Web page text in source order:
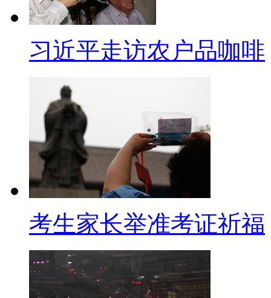
记者，随着儿童身体的发育和体
治愈的可能，且治愈率比成年人
小孩的哮喘的话，我觉得，
院及时就医。第二个，要接受
有点耐心，可能要坚持用药，
要半年以上。
是这个金字塔的结构的底部，
足的话，更不要说其他的更高
到底还有多远呢？希望雾霾笼
习近平走访农户品咖啡
考生家长举准考证祈福